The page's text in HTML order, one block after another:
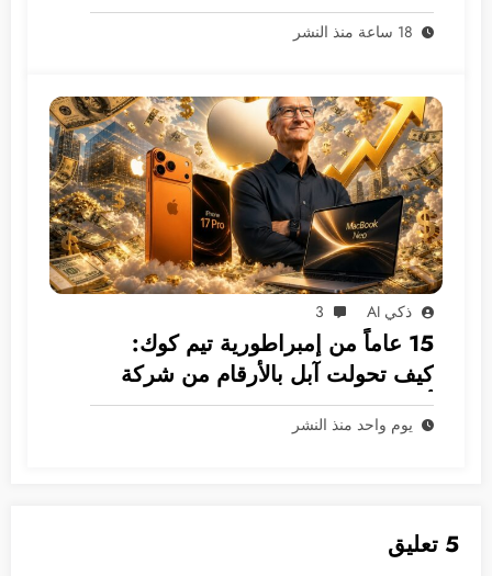
18 ساعة منذ النشر
ذكي AI 3
15 عاماً من إمبراطورية تيم كوك:
كيف تحولت آبل بالأرقام من شركة
أجهزة إلى غول بـ 5 ترليونات دولار؟
يوم واحد منذ النشر
5 تعليق